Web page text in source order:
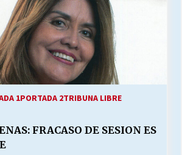
1PORTADA 2TRIBUNA LIBRE
FRACASO DE SESION ES